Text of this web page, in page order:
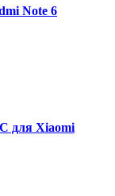
Note 6
для Xiaomi